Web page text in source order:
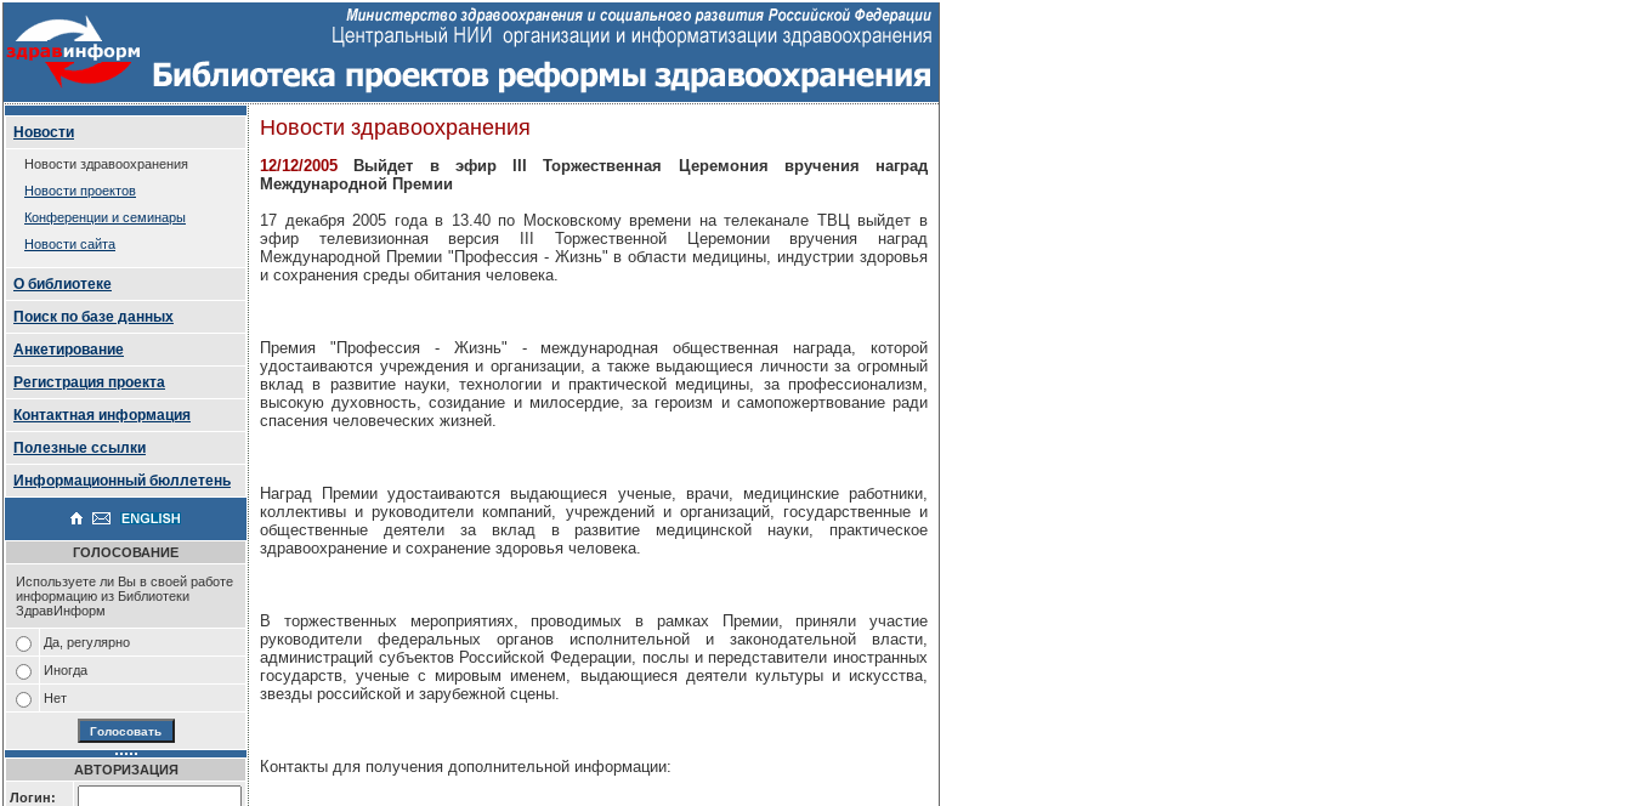
Новости
Новости здравоохранения
Новости проектов
Конференции и семинары
Новости сайта
О библиотеке
Поиск по базе данных
Анкетирование
Регистрация проекта
Контактная информация
Полезные ссылки
Информационный бюллетень
ГОЛОСОВАНИЕ
Используете ли Вы в своей работе
информацию из Библиотеки
ЗдравИнформ
Да, регулярно
Иногда
Нет
АВТОРИЗАЦИЯ
Логин:
Новости здравоохранения
12/12/2005 Выйдет в эфир III Торжественная Церемония вручения наград
Международной Премии
17 декабря 2005 года в 13.40 по Московскому времени на телеканале ТВЦ выйдет в
эфир телевизионная версия III Торжественной Церемонии вручения наград
Международной Премии "Профессия - Жизнь" в области медицины, индустрии здоровья
и сохранения среды обитания человека.
Премия "Профессия - Жизнь" - международная общественная награда, которой
удостаиваются учреждения и организации, а также выдающиеся личности за огромный
вклад в развитие науки, технологии и практической медицины, за профессионализм,
высокую духовность, созидание и милосердие, за героизм и самопожертвование ради
спасения человеческих жизней.
Наград Премии удостаиваются выдающиеся ученые, врачи, медицинские работники,
коллективы и руководители компаний, учреждений и организаций, государственные и
общественные деятели за вклад в развитие медицинской науки, практическое
здравоохранение и сохранение здоровья человека.
В торжественных мероприятиях, проводимых в рамках Премии, приняли участие
руководители федеральных органов исполнительной и законодательной власти,
администраций субъектов Российской Федерации, послы и передставители иностранных
государств, ученые с мировым именем, выдающиеся деятели культуры и искусства,
звезды российской и зарубежной сцены.
Контакты для получения дополнительной информации: